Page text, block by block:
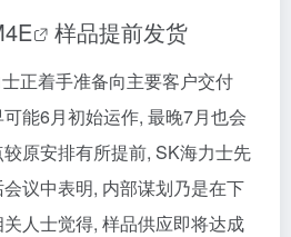
样品提前发货
正着手准备向主要客户交付
能6月初始运作, 最晚7月也会
原安排有所提前, SK海力士先
议中表明, 内部谋划乃是在下
人士觉得, 样品供应即将达成